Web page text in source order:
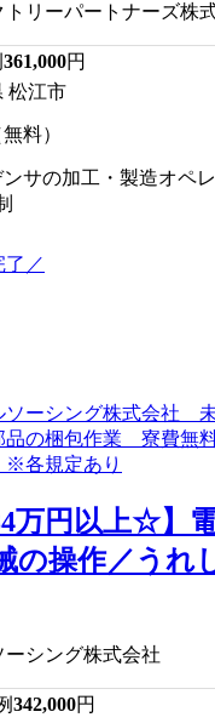
リーパートナーズ株
361,000円
松江市
料）
ンサの加工・製造オペ
了／
万円以上☆】
の操作／うれ
ーシング株式会社
342,000円